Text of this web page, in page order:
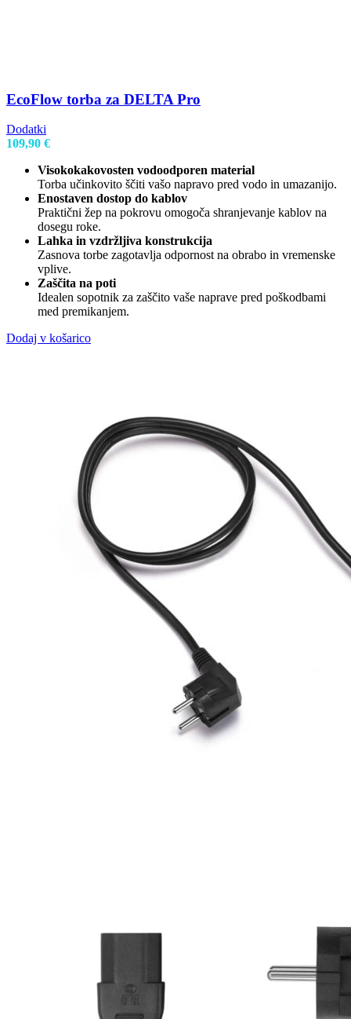
EcoFlow torba za DELTA Pro
Dodatki
109,90 €
Visokokakovosten vodoodporen material
Torba učinkovito ščiti vašo napravo pred vodo in umazanijo.
Enostaven dostop do kablov
Praktični žep na pokrovu omogoča shranjevanje kablov na
dosegu roke.
Lahka in vzdržljiva konstrukcija
Zasnova torbe zagotavlja odpornost na obrabo in vremenske
vplive.
Zaščita na poti
Idealen sopotnik za zaščito vaše naprave pred poškodbami
med premikanjem.
Dodaj v košarico